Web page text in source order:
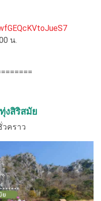
น.
งสิริสมัย
คราว